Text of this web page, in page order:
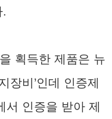
획득한 제품은 뉴
장비’인데 인증제
서 인증을 받아 제